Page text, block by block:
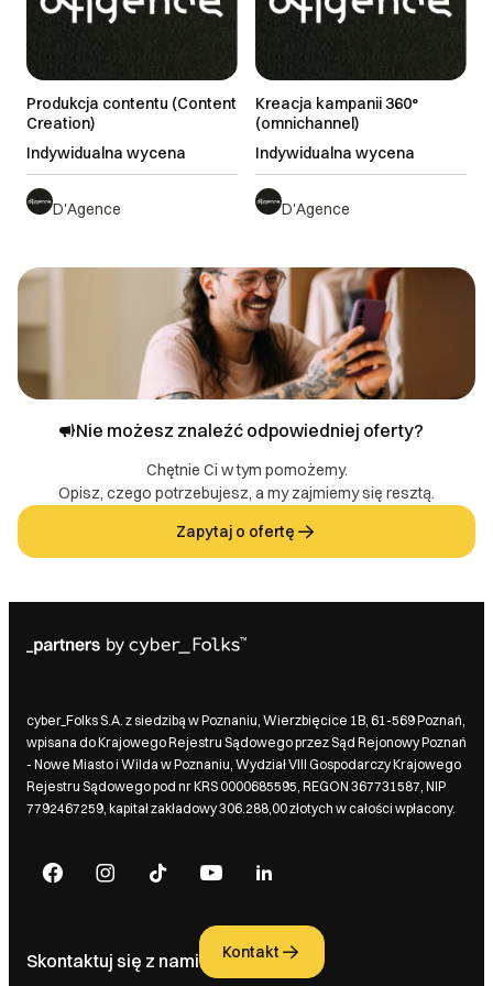
> 21 dni roboczych
Najnowsze
D'Agence
Produkcja contentu (Content
Creation)
Indywidualna wycena
D'Agence
Kreacja kampanii 360°
(omnichannel)
Indywidualna wycena
Nie możesz znaleźć odpowiedniej oferty?
Chętnie Ci w tym pomożemy.
Opisz, czego potrzebujesz, a my zajmiemy się resztą.
Zapytaj o ofertę
cyber_Folks S.A. z siedzibą w Poznaniu, Wierzbięcice 1B, 61-569 Poznań,
wpisana do Krajowego Rejestru Sądowego przez Sąd Rejonowy Poznań
- Nowe Miasto i Wilda w Poznaniu, Wydział VIII Gospodarczy Krajowego
Rejestru Sądowego pod nr KRS 0000685595, REGON 367731587, NIP
7792467259, kapitał zakładowy 306.288,00 złotych w całości wpłacony.
Skontaktuj się z nami Kontakt